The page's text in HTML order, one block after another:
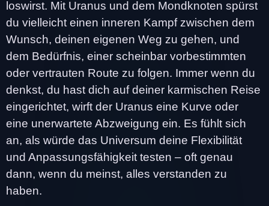
loswirst. Mit Uranus und dem Mondknoten spürst
du vielleicht einen inneren Kampf zwischen dem
Wunsch, deinen eigenen Weg zu gehen, und
dem Bedürfnis, einer scheinbar vorbestimmten
oder vertrauten Route zu folgen. Immer wenn du
denkst, du hast dich auf deiner karmischen Reise
eingerichtet, wirft der Uranus eine Kurve oder
eine unerwartete Abzweigung ein. Es fühlt sich
an, als würde das Universum deine Flexibilität
und Anpassungsfähigkeit testen – oft genau
dann, wenn du meinst, alles verstanden zu
haben.